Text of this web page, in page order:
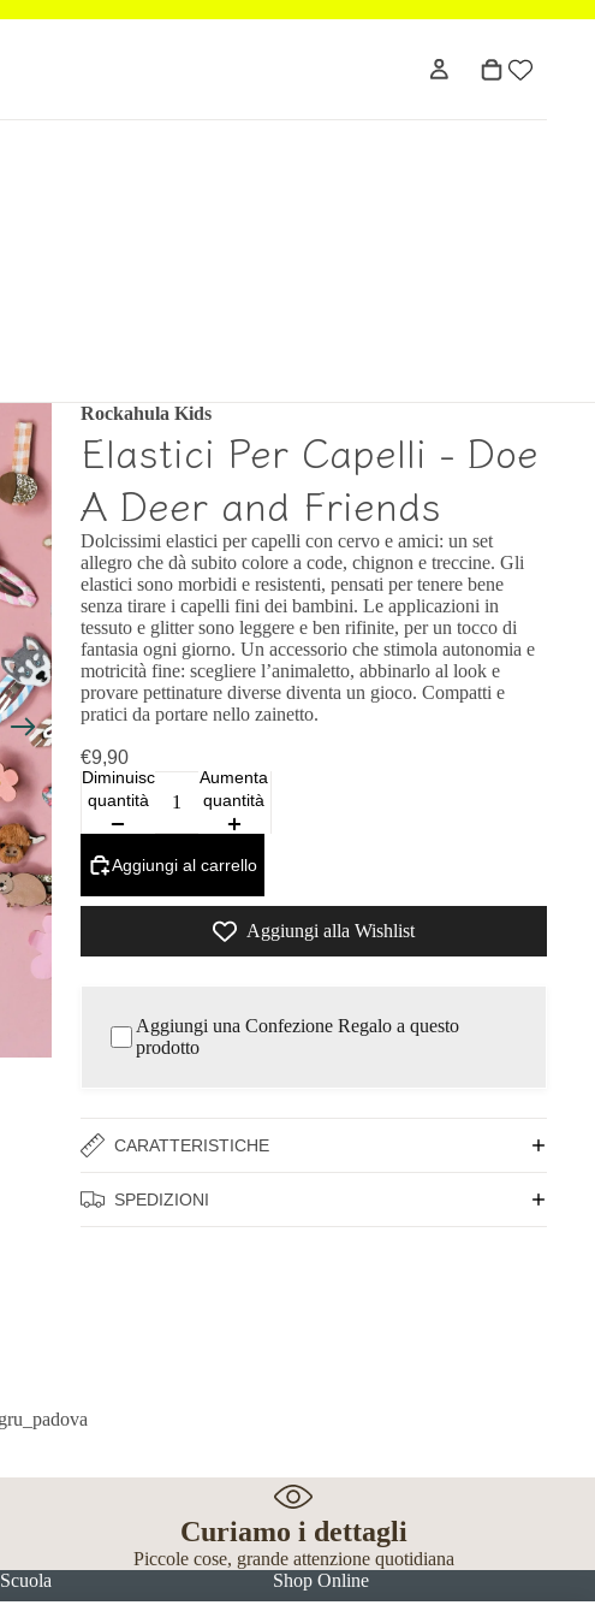
Rockahula Kids
Elastici Per Capelli - Doe
A Deer and Friends
Dolcissimi elastici per capelli con cervo e amici: un set
allegro che dà subito colore a code, chignon e treccine. Gli
elastici sono morbidi e resistenti, pensati per tenere bene
senza tirare i capelli fini dei bambini. Le applicazioni in
tessuto e glitter sono leggere e ben rifinite, per un tocco di
fantasia ogni giorno. Un accessorio che stimola autonomia e
motricità fine: scegliere l’animaletto, abbinarlo al look e
provare pettinature diverse diventa un gioco. Compatti e
pratici da portare nello zainetto.
€9,90
Diminuisci
quantità
Aumenta
quantità
Aggiungi al carrello
Aggiungi alla Wishlist
Aggiungi una Confezione Regalo a questo
prodotto
CARATTERISTICHE
SPEDIZIONI
Curiamo i dettagli
Piccole cose, grande attenzione quotidiana
Scuola Shop Online